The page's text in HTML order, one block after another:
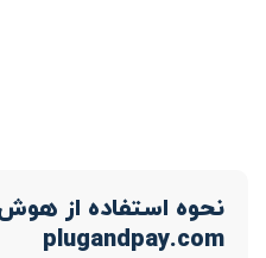
نحوه استفاده از
plugandpay.com